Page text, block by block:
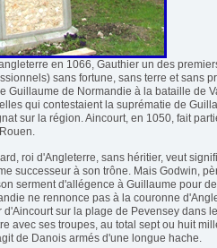
en 1066, Gauthier un des
sans fortune, sans terre et sans
Guillaume de Normandie à la bataille de
qui contestaient la suprématie de
sur la région. Aincourt, en 1050, fait
roi d'Angleterre, sans héritier, veut
successeur à son trône. Mais Godwin,
serment d'allégence à Guillaume pour
ne rennonce pas à la couronne
sur la plage de Pevensey dans
avec ses troupes, au total sept ou huit
de Danois armés d'une longue hache.